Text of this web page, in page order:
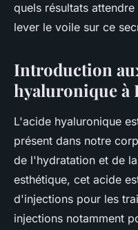
quels résultats
lever le voile sur ce
Introduction
hyaluronique à
L'acide hyaluronique
présent dans notre
de l'hydratation et de
esthétique, cet acide
d'injections pour les
injections notamment